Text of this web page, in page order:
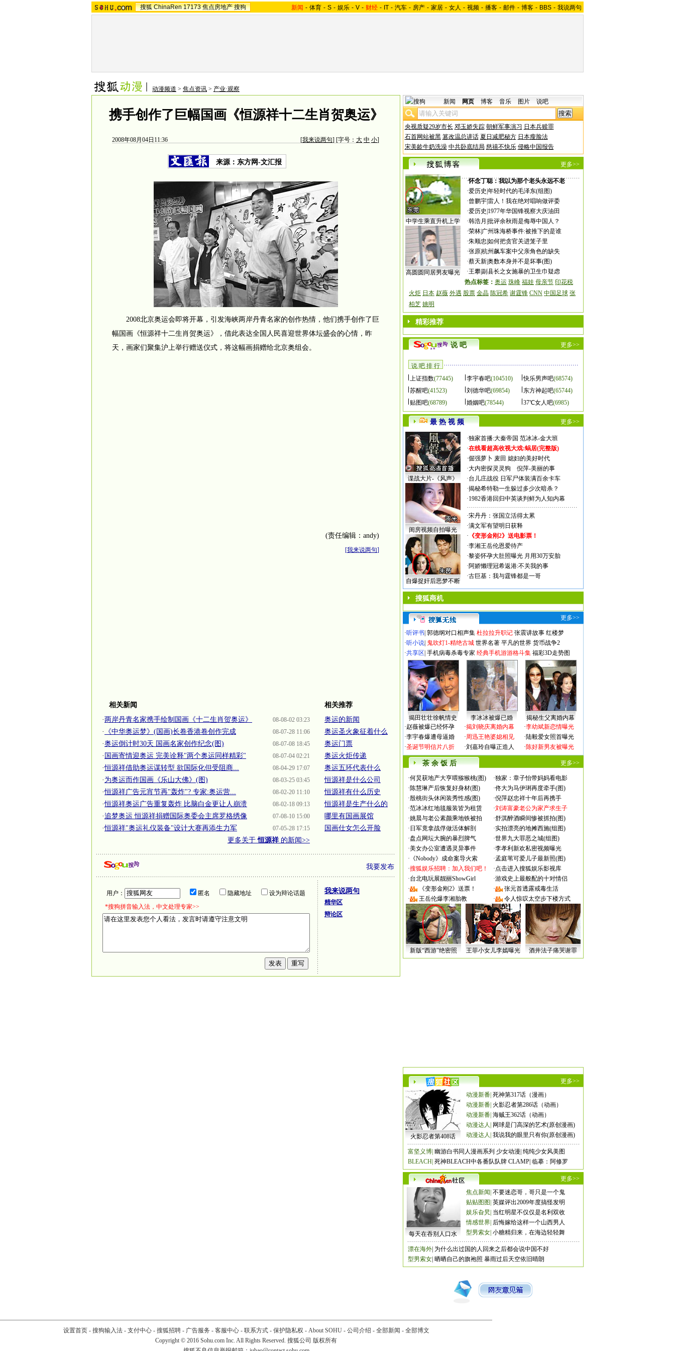
搜狐 ChinaRen 17173 焦点房地产 搜狗 新闻 - 体育 - S - 娱乐 - V - 财经 - IT - 汽车 - 房产 - 家居 - 女人 - 视频 - 播客 - 邮件 - 博客 - BBS - 我说两句
动漫频道 > 焦点资讯 > 产业·观察
携手创作了巨幅国画《恒源祥十二生肖贺奥运》
2008年08月04日11:36 [我来说两句] [字号： 大 中 小]
来源：东方网-文汇报
2008北京奥运会即将开幕，引发海峡两岸丹青名家的创作热情，他们携手创作了巨
幅国画《恒源祥十二生肖贺奥运》，借此表达全国人民喜迎世界体坛盛会的心情，昨
天，画家们聚集沪上举行赠送仪式，将这幅画捐赠给北京奥组会。
(责任编辑：andy)
[我来说两句]
相关新闻
08-08-02 03:23
· 两岸丹青名家携手绘制国画《十二生肖贺奥运》
08-07-28 11:06
· 《中华奥运梦》(国画)长卷香港卷创作完成
08-07-08 18:45
·奥运倒计时30天 国画名家创作纪念(图)
08-07-04 02:21
· 国画寄情迎奥运 完美诠释"两个奥运同样精彩"
08-04-29 17:07
·恒源祥借助奥运谋转型 欲国际化但受阻商...
08-03-25 03:45
· 为奥运而作国画《乐山大佛》(图)
08-02-20 11:10
·恒源祥广告元宵节再"轰炸"? 专家:奥运营...
08-02-18 09:13
·恒源祥奥运广告重复轰炸 比脑白金更让人崩溃
07-08-10 15:00
·追梦奥运 恒源祥捐赠国际奥委会主席罗格绣像
07-05-28 17:15
·恒源祥"奥运礼仪装备"设计大赛再添生力军
更多关于恒源祥的新闻>>
相关推荐
奥运的新闻
奥运圣火象征着什么
奥运门票
奥运火炬传递
奥运五环代表什么
恒源祥是什么公司
恒源祥有什么历史
恒源祥是生产什么的
哪里有国画展馆
国画仕女怎么开脸
我要发布
用户： 匿名 隐藏地址
设为辩论话题
*搜狗拼音输入法，中文处理专家>>
我来说两句
精华区
辩论区
新闻 网页 博客 音乐 图片 说吧
央视质疑29岁市长 邓玉娇失踪 朝鲜军事演习 日本兵赎罪
石首网站被黑 篡改温总讲话 夏日减肥秘方 日本瘦脸法
宋美龄牛奶洗澡 中共卧底结局 慈禧不快乐 侵略中国报告
更多>>
中学生乘直升机上学
高圆圆同居男友曝光
·怀念丁聪：我以为那个老头永远不老
·爱历史 年轻时代的毛泽东(组图)
·曾鹏宇|雷人！我在绝对唱响做评委
·爱历史 1977年华国锋视察大庆油田
·韩浩月 批评余秋雨是侮辱中国人？
·荣林| 广州珠海桥事件:被推下的是谁
·朱顺忠 如何把贪官关进笼子里
·张原|杭州飙车案中父亲角色的缺失
·蔡天新|奥数本身并不是坏事(图)
·王攀|副县长之女施暴的卫生巾疑虑
热点标签： 奥运 珠峰 福娃 母亲节 印花税
火炬 日本 赵薇 外遇 股票 金晶 陈冠希 谢霆锋 CNN 中国足球 张
柏芝 姚明
精彩推荐
说 吧 更多>>
说 吧 排 行
上证指数(77445) 李宇春吧(104510) 快乐男声吧(68574)
苏醒吧(41523) 刘德华吧(69854) 东方神起吧(65744)
贴图吧(68789) 婚姻吧(78544) 37℃女人吧(6985)
最 热 视 频 更多>>
谍战大片-《风声》
闺房视频自拍曝光
自爆捉奸后恶梦不断
·独家首播:大秦帝国 范冰冰-金大班
·在线看超高收视大戏:蜗居(完整版)
·倔强萝卜 麦田 媳妇的美好时代
·大内密探灵灵狗
倪萍-美丽的事
·台儿庄战役 日军尸体装满百余卡车
·揭秘希特勒一生躲过多少次暗杀？
·1982香港回归中英谈判鲜为人知内幕
·宋丹丹：张国立活得太累
·满文军有望明日获释
· 《变形金刚2》送电影票！
·李湘王岳伦恩爱待产
·黎姿怀孕大肚照曝光 月用30万安胎
·阿娇懒理冠希返港:不关我的事
·古巨基：我与霆锋都是一哥
搜狐商机
更多>>
·听评书 郭德纲对口相声集 杜拉拉升职记 张震讲故事 红楼梦
·听小说 鬼吹灯1-精绝古城 世界名著 平凡的世界 货币战争2
·共享区 手机病毒杀毒专家 经典手机游游格斗集 福彩3D走势图
揭田壮壮徐帆情史 李冰冰被爆已婚
揭秘生父离婚内幕
·赵薇被爆已经怀孕
·李宇春爆遭母逼婚
·圣诞节明信片八折
·揭刘晓庆离婚内幕
·周迅王艳婆媳相见
·刘嘉玲自曝正造人
·李幼斌新恋情曝光
·陆毅爱女照首曝光
·陈好新男友被曝光
茶 余 饭 后 更多>>
·何炅获地产大亨喂猕猴桃(图) ·独家：章子怡带妈妈看电影
·陈慧琳产后恢复好身材(图) ·佟大为马伊琍再度牵手(图)
·殷桃街头休闲装秀性感(图) ·倪萍赵忠祥十年后再携手
·范冰冰红地毯服装皆为租赁 ·刘涛富豪老公为家产求生子
·姚晨与老公素颜乘地铁被拍 ·舒淇醉酒瞬间惨被抓拍(图)
· 日军竟拿战俘做活体解剖 ·实拍漂亮的地摊西施(组图)
·盘点网坛大腕的暴烈脾气 ·世界九大罪恶之城(组图)
·美女办公室遭遇灵异事件 ·李孝利新欢私密视频曝光
· 《Nobody》成命案导火索 ·孟庭苇可爱儿子最新照(图)
·搜狐娱乐招聘：加入我们吧！ ·点击进入搜狐娱乐影视库
·台北电玩展靓丽ShowGirl ·游戏史上最般配的十对情侣
·
《变形金刚2》送票！ ·
张元首透露戒毒生活
·
王岳伦爆李湘胎教 · 令人惊叹太空步下楼方式
新版“西游”绝密照 王菲小女儿李嫣曝光 酒井法子痛哭谢罪
更多>>
火影忍者第408话
动漫新番 死神第317话（漫画）
动漫新番 火影忍者第286话（动画）
动漫新番 海贼王362话（动画）
动漫达人
网球是门高深的艺术(原创漫画)
动漫达人 我说我的眼里只有你(原创漫画)
富坚义博 幽游白书同人漫画系列 少女动漫 纯纯少女风美图
BLEACH 死神BLEACH中各番队队牌 CLAMP 临摹：阿修罗
更多>>
每天在吞别人口水
焦点新闻 不要迷恋哥，哥只是一个鬼
贴贴图图 英媒评出2009年度搞怪发明
娱乐旮旯 当红明星不仅仅是名利双收
情感世界 后悔嫁给这样一个山西男人
型男索女 小糖精归来，在海边轻轻舞
漂在海外 为什么出过国的人回来之后都会说中国不好
型男索女 晒晒自己的旗袍照 暴雨过后天空依旧晴朗
设置首页- 搜狗输入法- 支付中心- 搜狐招聘- 广告服务 - 客服中心- 联系方式- 保护隐私权 - About SOHU- 公司介绍 - 全部新闻 - 全部博文
Copyright © 2016 Sohu.com Inc. All Rights Reserved. 搜狐公司 版权所有